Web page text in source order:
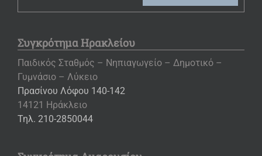
Συγκρότημα Ηρακλείου
Παιδικός Σταθμός – Νηπιαγωγείο – Δημοτικό –
Γυμνάσιο – Λύκειο
Πρασίνου Λόφου 140-142
14121 Ηράκλειο
Τηλ. 210-2850044